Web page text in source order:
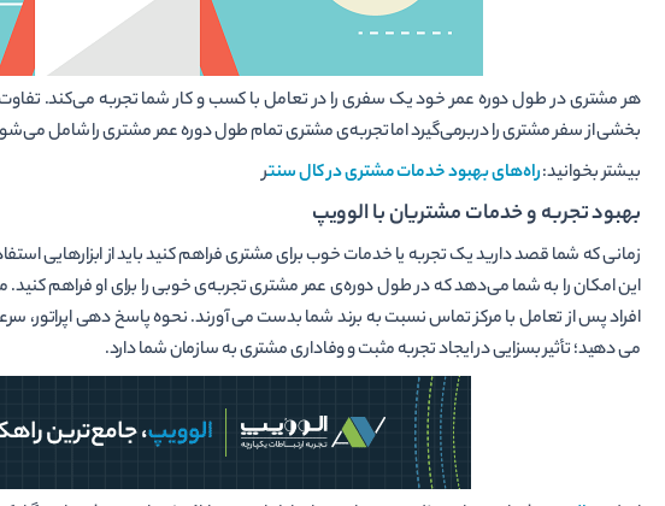
هر مشتری در طول دوره عمر خود یک سفری را در تعامل با کسب و کار شما تجربه می‌کند.
بخشی از سفر مشتری را دربرمی‌گیرد اما تجربه‌ی مشتری تمام طول دوره عمر مشتری را شامل
بیشتر بخوانید:راه‌های بهبود خدمات مشتری در کال سنتر
بهبود تجربه و خدمات مشتریان با الوویپ
زمانی که شما قصد دارید یک تجربه‌ یا خدمات خوب برای مشتری فراهم کنید باید از ابزارهایی
این امکان را به شما می‌دهد که در طول دوره‌ی عمر مشتری تجربه‌ی خوبی را برای او فراهم
افراد پس از تعامل با مرکز تماس نسبت به برند شما بدست می ­آورند. نحوه پاسخ­ دهی اپراتور،
می­ دهید؛ تأثیر بسزایی در ایجاد تجربه مثبت و وفاداری مشتری به سازمان شما دارد.